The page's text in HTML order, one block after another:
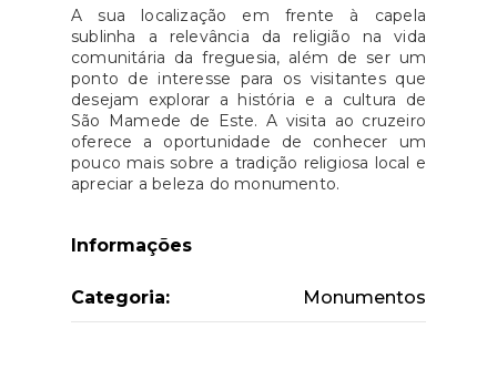
A sua localização em frente à capela
sublinha a relevância da religião na vida
comunitária da freguesia, além de ser um
ponto de interesse para os visitantes que
desejam explorar a história e a cultura de
São Mamede de Este. A visita ao cruzeiro
oferece a oportunidade de conhecer um
pouco mais sobre a tradição religiosa local e
apreciar a beleza do monumento.
Informações
Categoria: Monumentos